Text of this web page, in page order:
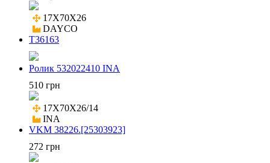
17X70X26
DAYCO
T36163
Ролик 532022410 INA
510 грн
17X70X26/14
INA
VKM 38226.[25303923]
272 грн